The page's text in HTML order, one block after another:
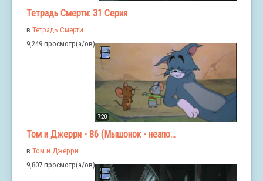
Тетрадь Смерти: 31 Серия
в Тетрадь Смерти
9,249 просмотр(а/ов)
7:20
Том и Джерри - 86 (Мышонок - неапо...
в Том и Джерри
9,807 просмотр(а/ов)